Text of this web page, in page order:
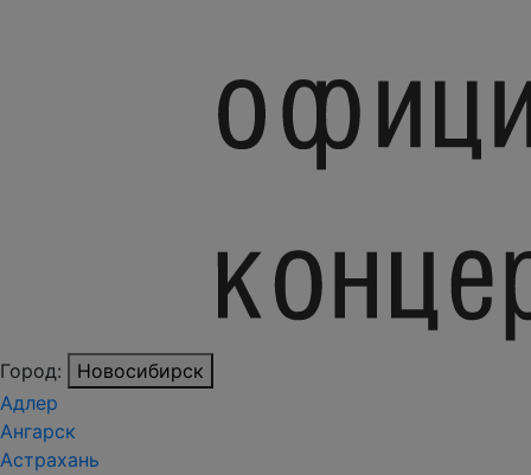
Город:
Новосибирск
Адлер
Ангарск
Астрахань